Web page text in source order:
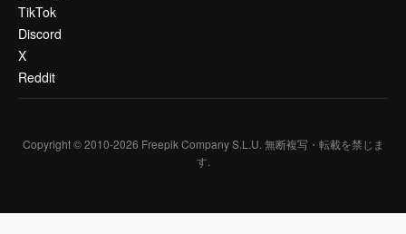
TikTok
Discord
X
Reddit
Copyright © 2010-2026 Freepik Company S.L.U. 無断複写・転載を禁じま
す.